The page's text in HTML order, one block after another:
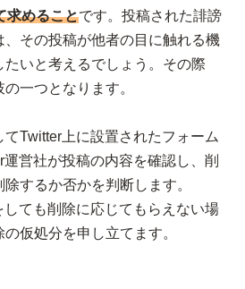
求めることです。投稿された誹謗
その投稿が他者の目に触れる機
いと考えるでしょう。その際
一つとなります。
Twitter上に設置されたフォーム
営社が投稿の内容を確認し、削
するか否かを判断します。
ても削除に応じてもらえない場
仮処分を申し立てます。